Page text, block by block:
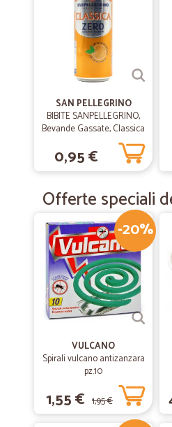
SAN PELLEGRINO
BIBITE SANPELLEGRINO,
Bevande Gassate, Classica
Zero, Lattina 33cl
0,95 €
Offerte speciali
-20%
VULCANO
Spirali vulcano antizanzara
pz.10
1,55 € 1,95 €